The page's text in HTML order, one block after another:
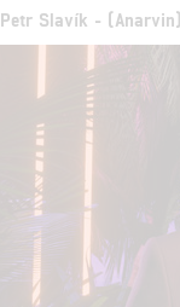
Petr Slavík - (Anarvin)